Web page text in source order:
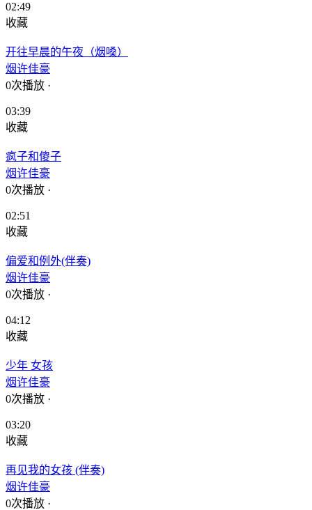
02:49
收藏
开往早晨的午夜（烟嗓）
烟许佳豪
0次播放 ·
03:39
收藏
疯子和傻子
烟许佳豪
0次播放 ·
02:51
收藏
偏爱和例外(伴奏)
烟许佳豪
0次播放 ·
04:12
收藏
少年 女孩
烟许佳豪
0次播放 ·
03:20
收藏
再见我的女孩 (伴奏)
烟许佳豪
0次播放 ·